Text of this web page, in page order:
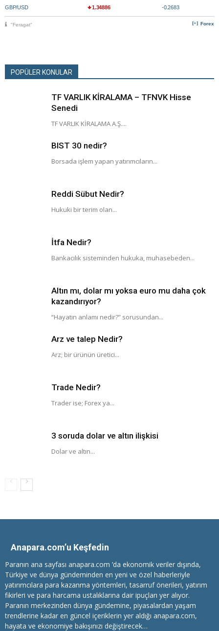
GBP/USD 1.34886 -0.2683
Forex
"Feragat"
POPÜLER KONULAR
TF VARLIK KİRALAMA – TFNVK Hisse
Senedi
TF VARLIK KİRALAMA A.Ş....
BIST 30 nedir?
Borsada işlem yapan yatırımcıların...
Reddi Sübut Nedir?
Hukuki bir terim olan...
İtfa Nedir?
Bankacılık sisteminden hukuka, muhasebeden...
Altın mı, dolar mı yoksa euro mu daha çok
kazandırıyor?
“Hayatın anlamı nedir?” sorusundan...
Arz ve talep Nedir?
Arz; bir ürünün üretici...
Trade Nedir?
Trader ise; Forex ya...
3 soruda dolar ve altın ilişkisi
Dolar ve altın...
Anapara.com’u Keşfedin
Paranın ana sayfası anapara.com ’da ekonomik veriler dışında,
Türkiye ve dünya gündeminden en yeni ve özel haberleriyle
yatırımcılara para kazanma yöntemleri, tasarruf önerileri, yatırım
fikirleri ve para harcama ustalıklarına dair ipuçları yer alıyor.
Paranın merkezinden dünya gündemine, piyasalardan yaşam
trendlerine kadar en güncel içeriklerin yer aldığı anapara.com,
hayata ve ekonomiye bakışınızı değiştirecek…